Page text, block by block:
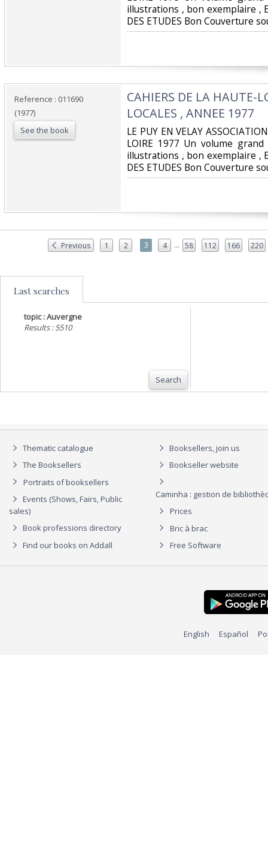
illustrations , bon exemplaire ,
DES ETUDES Bon Couverture
Reference : 011690
(1977)
See the book
‎CAHIERS DE LA HAUTE-
LOCALES , ANNEE 1977‎
‎LE PUY EN VELAY
LOIRE 1977 Un volume
illustrations , bon exemplaire ,
DES ETUDES Bon Couverture
Previous 1 2 3 4 ... 58 112 166 220
Last searches
topic : Auvergne
Results : 5510
Search
Thematic catalogue
The Booksellers
Portraits of booksellers
Events (Shows, Fairs, Public
sales)
Book professions directory
Find our books on Addall
Booksellers, join us
Bookseller website
Caminha : gestion de
Prices
Bric à brac
Free Software
English Español